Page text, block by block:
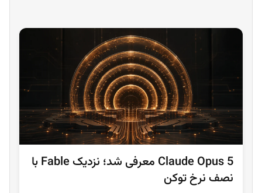
Claude Opus 5 معرفی شد؛ نزدیک Fable با
نصف نرخ توکن